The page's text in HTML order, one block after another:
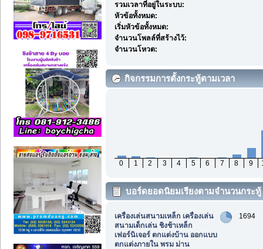
รวมเวลาที่อยู่ในระบบ:
หัวข้อทั้งหมด:
เริ่มหัวข้อทั้งหมด:
จำนวนโพลล์ที่สร้างไว้:
จำนวนโหวต:
กิจกรรมการตั้งกระทู้ตามเวลา
0 1 2 3 4 5 6 7 8 9
บอร์ดยอดนิยมเรียงตามจำนวนกระทู้
เครื่องเล่นสนามเหล็ก เครื่องเล่น
สนามเด็กเล่น ชิงช้าเหล็ก
เฟอร์นิเจอร์ ตกแต่งบ้าน ออกแบบ
ตกแต่งภายใน พรม ม่าน
1694